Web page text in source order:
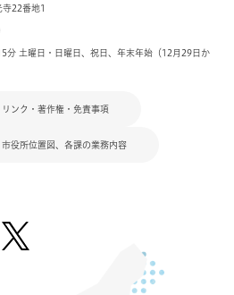
22番地1
分 土曜日・日曜日、祝日、年末年始（12月29日か
リンク・著作権・免責事項
市役所位置図、各課の業務内容